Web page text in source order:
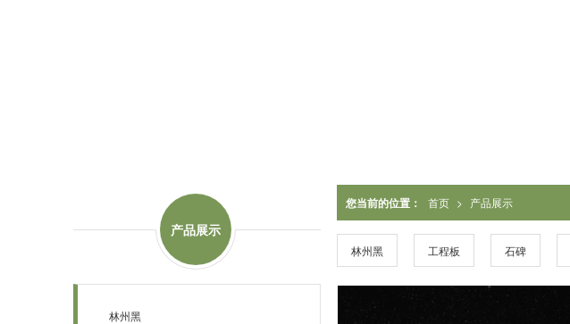
您当前的位置： 首页 > 产品展示
林州黑 工程板 石碑
产品展示
林州黑